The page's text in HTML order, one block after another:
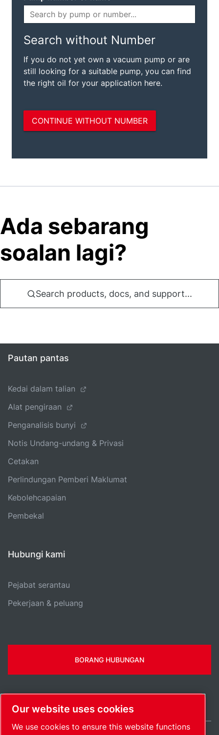
Ada sebarang
soalan lagi?
Search products, docs, and support...
Pautan pantas
Kedai dalam talian
Alat pengiraan
Penganalisis bunyi
Notis Undang-undang & Privasi
Cetakan
Perlindungan Pemberi Maklumat
Kebolehcapaian
Pembekal
Hubungi kami
Pejabat serantau
Pekerjaan & peluang
BORANG HUBUNGAN
Our website uses cookies
We use cookies to ensure this website functions